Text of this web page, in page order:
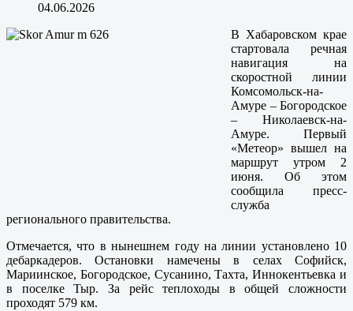
04.06.2026
В Хабаровском крае
стартовала речная
навигация на
скоростной линии
Комсомольск-на-
Амуре – Богородское
– Николаевск-на-
Амуре. Первый
«Метеор» вышел на
маршрут утром 2
июня. Об этом
сообщила пресс-
служба
регионального правительства.
Отмечается, что в нынешнем году на линии установлено 10
дебаркадеров. Остановки намечены в селах Софийск,
Мариинское, Богородское, Сусанино, Тахта, Иннокентьевка и
в поселке Тыр. За рейс теплоходы в общей сложности
проходят 579 км.